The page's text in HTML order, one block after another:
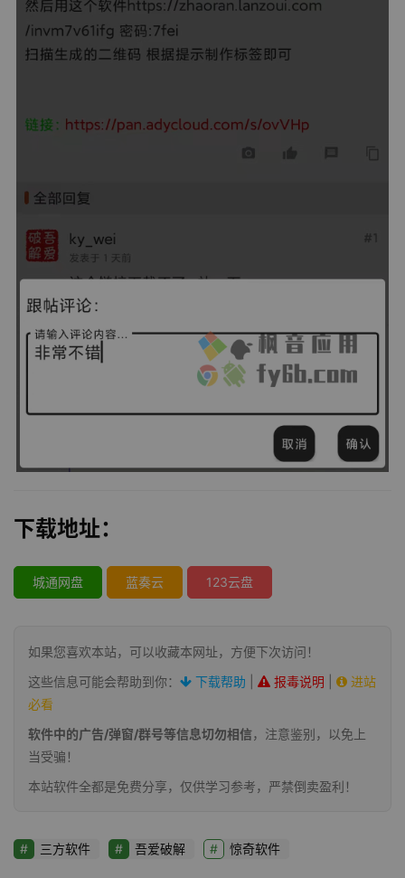
下载地址：
城通网盘 蓝奏云 123云盘
如果您喜欢本站，可以收藏本网址，方便下次访问！
这些信息可能会帮助到你：
下载帮助 报毒说明
进站
必看
软件中的广告/弹窗/群号等信息切勿相信，注意鉴别，以免上
当受骗！
本站软件全都是免费分享，仅供学习参考，严禁倒卖盈利！
三方软件 吾爱破解 惊奇软件